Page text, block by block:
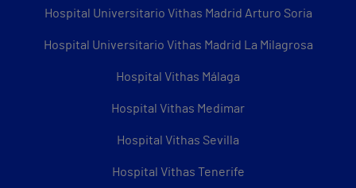
Hospital Universitario Vithas Madrid Arturo Soria
Hospital Universitario Vithas Madrid La Milagrosa
Hospital Vithas Málaga
Hospital Vithas Medimar
Hospital Vithas Sevilla
Hospital Vithas Tenerife